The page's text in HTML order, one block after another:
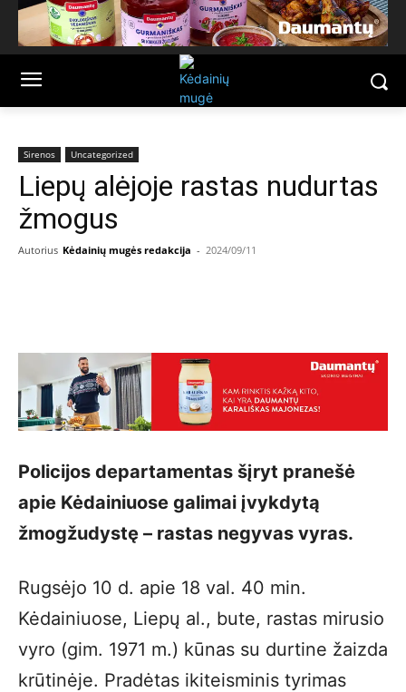
Sirenos Uncategorized
Liepų alėjoje rastas nudurtas
žmogus
Autorius Kėdainių mugės redakcija - 2024/09/11
Policijos departamentas šįryt pranešė
apie Kėdainiuose galimai įvykdytą
žmogžudystę – rastas negyvas vyras.
Rugsėjo 10 d. apie 18 val. 40 min.
Kėdainiuose, Liepų al., bute, rastas mirusio
vyro (gim. 1971 m.) kūnas su durtine žaizda
krūtinėje. Pradėtas ikiteisminis tyrimas